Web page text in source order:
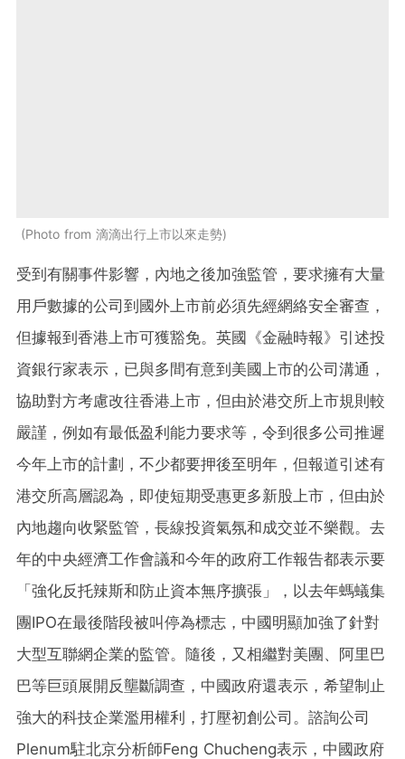
Photo from 滴滴出行上市以來走勢
受到有關事件影響，內地之後加強監管，要求擁有大量
用戶數據的公司到國外上市前必須先經網絡安全審查，
但據報到香港上市可獲豁免。英國《金融時報》引述投
資銀行家表示，已與多間有意到美國上市的公司溝通，
協助對方考慮改往香港上市，但由於港交所上市規則較
嚴謹，例如有最低盈利能力要求等，令到很多公司推遲
今年上市的計劃，不少都要押後至明年，但報道引述有
港交所高層認為，即使短期受惠更多新股上市，但由於
內地趨向收緊監管，長線投資氣氛和成交並不樂觀。去
年的中央經濟工作會議和今年的政府工作報告都表示要
「強化反托辣斯和防止資本無序擴張」，以去年螞蟻集
團IPO在最後階段被叫停為標志，中國明顯加強了針對
大型互聯網企業的監管。隨後，又相繼對美團、阿里巴
巴等巨頭展開反壟斷調查，中國政府還表示，希望制止
強大的科技企業濫用權利，打壓初創公司。諮詢公司
Plenum駐北京分析師Feng Chucheng表示，中國政府